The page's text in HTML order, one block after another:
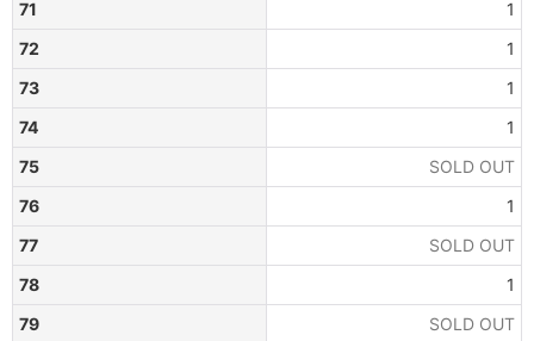
71
1
72
1
73
1
74
1
75
SOLD OUT
76
1
77
SOLD OUT
78
1
79
SOLD OUT